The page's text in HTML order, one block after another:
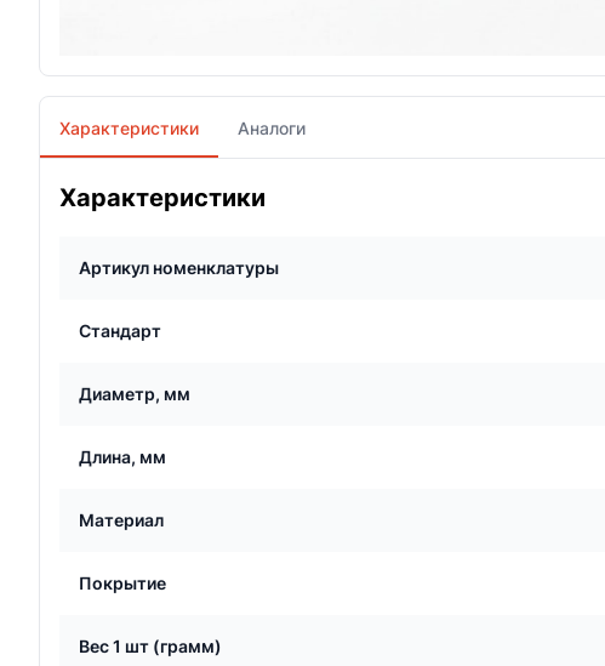
Характеристики Аналоги
Характеристики
Артикул номенклатуры
Стандарт
Диаметр, мм
Длина, мм
Материал
Покрытие
Вес 1 шт (грамм)